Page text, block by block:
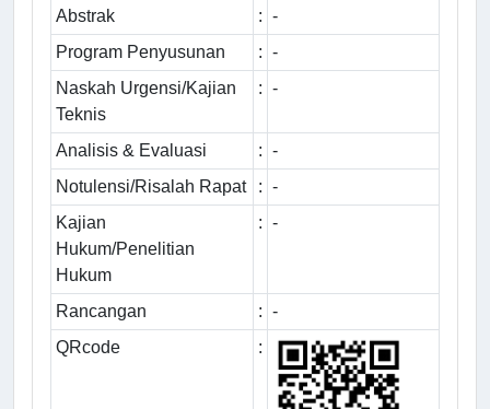
Abstrak
: -
Program Penyusunan
: -
Naskah Urgensi/Kajian
Teknis
: -
Analisis & Evaluasi : -
Notulensi/Risalah Rapat
: -
Kajian
Hukum/Penelitian
Hukum
: -
Rancangan : -
QRcode
: